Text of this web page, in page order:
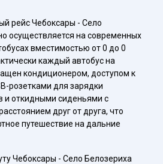
рейс Чебоксары - Село
осуществляется на современных
вместимостью от 0 до 0
каждый автобус на
кондиционером, доступом к
розетками для зарядки
и откидными сиденьями с
друг от друга, что
путешествие на дальние
Чебоксары - Село Белозериха